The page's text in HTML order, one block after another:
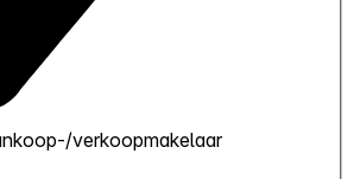
verkoopmakelaar